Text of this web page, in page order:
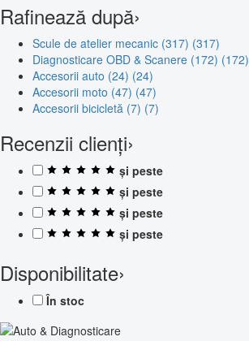
Rafinează după›
Scule de atelier mecanic (317) (317)
Diagnosticare OBD & Scanere (172) (172)
Accesorii auto (24) (24)
Accesorii moto (47) (47)
Accesorii bicicletă (7) (7)
Recenzii clienți›
și peste
și peste
și peste
și peste
Disponibilitate›
În stoc